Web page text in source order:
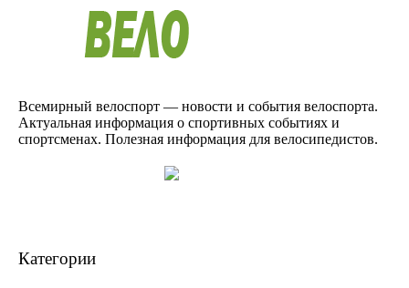
Всемирный велоспорт — новости и события велоспорта.
Актуальная информация о спортивных событиях и
спортсменах. Полезная информация для велосипедистов.
Категории